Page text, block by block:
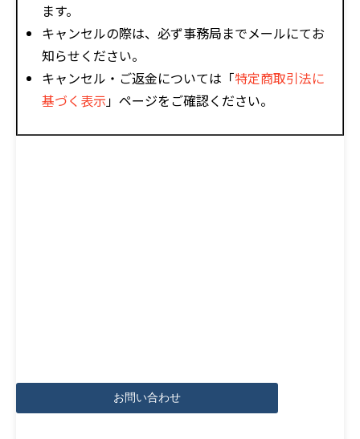
ます。
キャンセルの際は、必ず事務局までメールにてお
知らせください。
キャンセル・ご返金については「特定商取引法に
基づく表示」ページをご確認ください。
お問い合わせ